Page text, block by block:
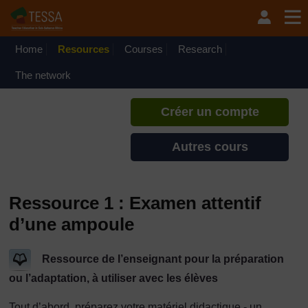
Home Resources Courses Research
The network
Si vous créez un compte, vous
pouvez établir un profil
Créer un compte
Autres cours
Ressource 1 : Examen attentif
d’une ampoule
Ressource de l’enseignant pour la préparation
ou l’adaptation, à utiliser avec les élèves